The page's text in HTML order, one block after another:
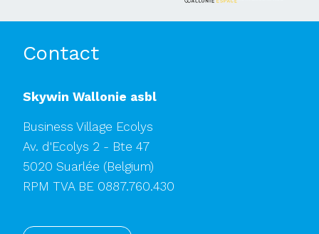
Contact
Skywin Wallonie asbl
Business Village Ecolys
Av. d'Ecolys 2 - Bte 47
5020 Suarlée (Belgium)
RPM TVA BE 0887.760.430